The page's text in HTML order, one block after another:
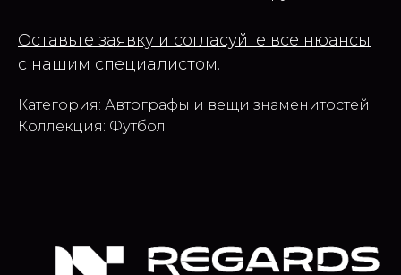
Оставьте заявку и согласуйте все нюансы
с нашим специалистом.
Категория: Автографы и вещи знаменитостей
Коллекция: Футбол